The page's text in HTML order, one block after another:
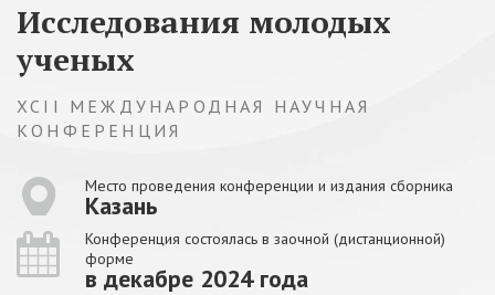
Исследования молодых
ученых
XCII МЕЖДУНАРОДНАЯ НАУЧНАЯ
КОНФЕРЕНЦИЯ
Место проведения конференции и издания сборника
Казань
Конференция состоялась в заочной (дистанционной)
форме
в декабре 2024 года